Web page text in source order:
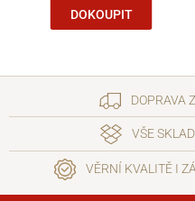
DOKOUPIT
DOPRAVA
VŠE
VĚRNÍ KVALITĚ I